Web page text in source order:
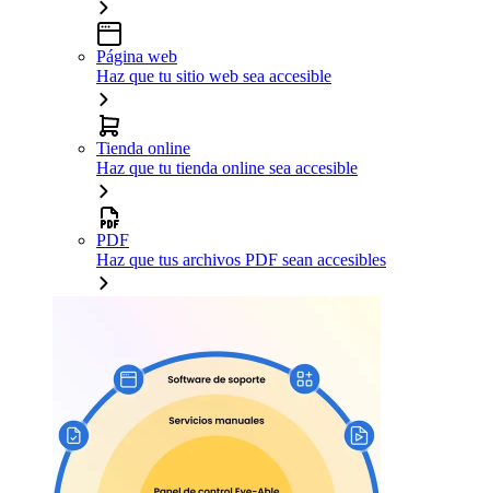
Página web
Haz que tu sitio web sea accesible
Tienda online
Haz que tu tienda online sea accesible
PDF
Haz que tus archivos PDF sean accesibles